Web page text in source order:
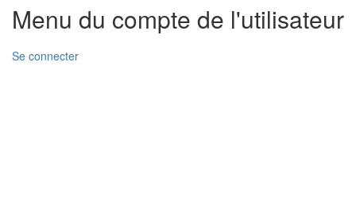
Menu du compte de l'utilisateur
Se connecter